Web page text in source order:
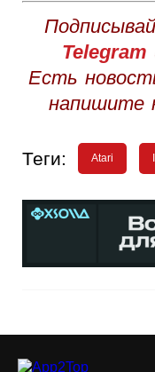
Telegram
Есть
напишите
Теги: Atari